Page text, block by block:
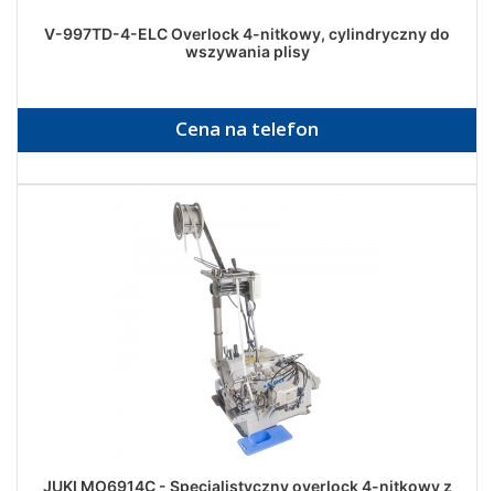
V-997TD-4-ELC Overlock 4-nitkowy, cylindryczny do
wszywania plisy
Cena na telefon
JUKI MO6914C - Specjalistyczny overlock 4-nitkowy z